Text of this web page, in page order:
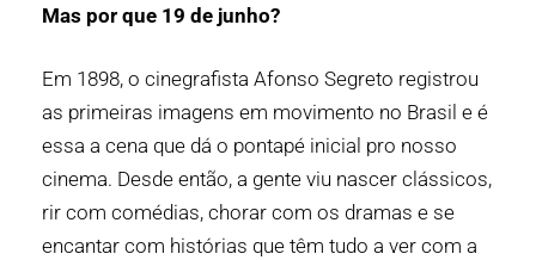
Mas por que 19 de junho?
Em 1898, o cinegrafista Afonso Segreto registrou
as primeiras imagens em movimento no Brasil e é
essa a cena que dá o pontapé inicial pro nosso
cinema. Desde então, a gente viu nascer clássicos,
rir com comédias, chorar com os dramas e se
encantar com histórias que têm tudo a ver com a